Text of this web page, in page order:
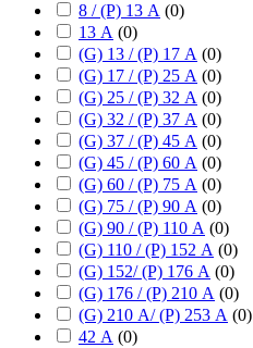
8 / (P) 13 А (0)
13 А (0)
(G) 13 / (P) 17 А (0)
(G) 17 / (P) 25 А (0)
(G) 25 / (P) 32 А (0)
(G) 32 / (P) 37 А (0)
(G) 37 / (P) 45 А (0)
(G) 45 / (P) 60 А (0)
(G) 60 / (P) 75 А (0)
(G) 75 / (P) 90 А (0)
(G) 90 / (P) 110 А (0)
(G) 110 / (P) 152 А (0)
(G) 152/ (P) 176 А (0)
(G) 176 / (P) 210 А (0)
(G) 210 А/ (P) 253 А (0)
42 А (0)